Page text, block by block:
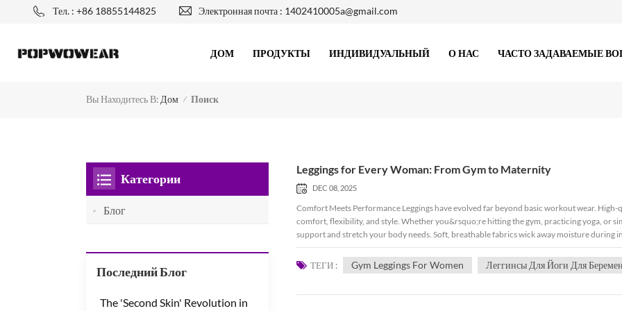
Тел. : +86 18855144825 Электронная почта : 1402410005a@gmail.com
ДОМ ПРОДУКТЫ ИНДИВИДУАЛЬНЫЙ О НАС ЧАСТО ЗАДАВАЕМЫЕ
Вы Находитесь В: Дом / Поиск
Leggings for Every Woman: From Gym to Maternity
DEC 08, 2025
Comfort Meets Performance Leggings have evolved far beyond basic workout wear.
comfort, flexibility, and style. Whether you&rsquo;re hitting the gym, practicing yoga, or
support and stretch your body needs. Soft, breathable fabrics wick away moisture during
comfortable experience no matter the activity. Maternity-Friendly Design for Active
comfort. Maternity yoga leggings are crafted to provide gentle support for a growing
during exercise and daily routines. Features such as over-bump waistbands, stretchable
ТЕГИ : Gym Leggings For Women Леггинсы Для Йоги Для
Категории
Блог
Последний Блог
The 'Second Skin' Revolution in